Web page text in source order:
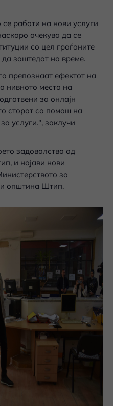
работи на нови услуги
очекува да се
со цел граѓаните
заштедат на време.
препознаат ефектот на
нивното место на
за онлајн
сторат со помош на
услуги.", заклучи
задоволство од
и најави нови
за
општина Штип.